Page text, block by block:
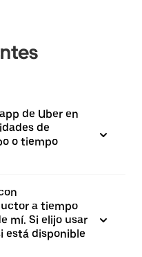
de Uber en
de
o tiempo
a tiempo
mí. Si elijo usar
está disponible